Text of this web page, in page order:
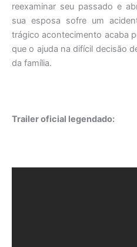
reexaminar seu passado e
sua esposa sofre um
trágico acontecimento acaba
que o ajuda na difícil decisão
da família.
Trailer oficial legendado: